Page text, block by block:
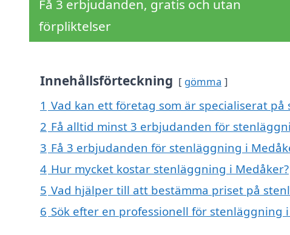
Få 3 erbjudanden, gratis och utan
förpliktelser
Innehållsförteckning gömma
1 Vad kan ett företag som är specialiserat
2 Få alltid minst 3 erbjudanden för
3 Få 3 erbjudanden för stenläggning i
4 Hur mycket kostar stenläggning i Medåker?
5 Vad hjälper till att bestämma priset på
6 Sök efter en professionell för stenläggning